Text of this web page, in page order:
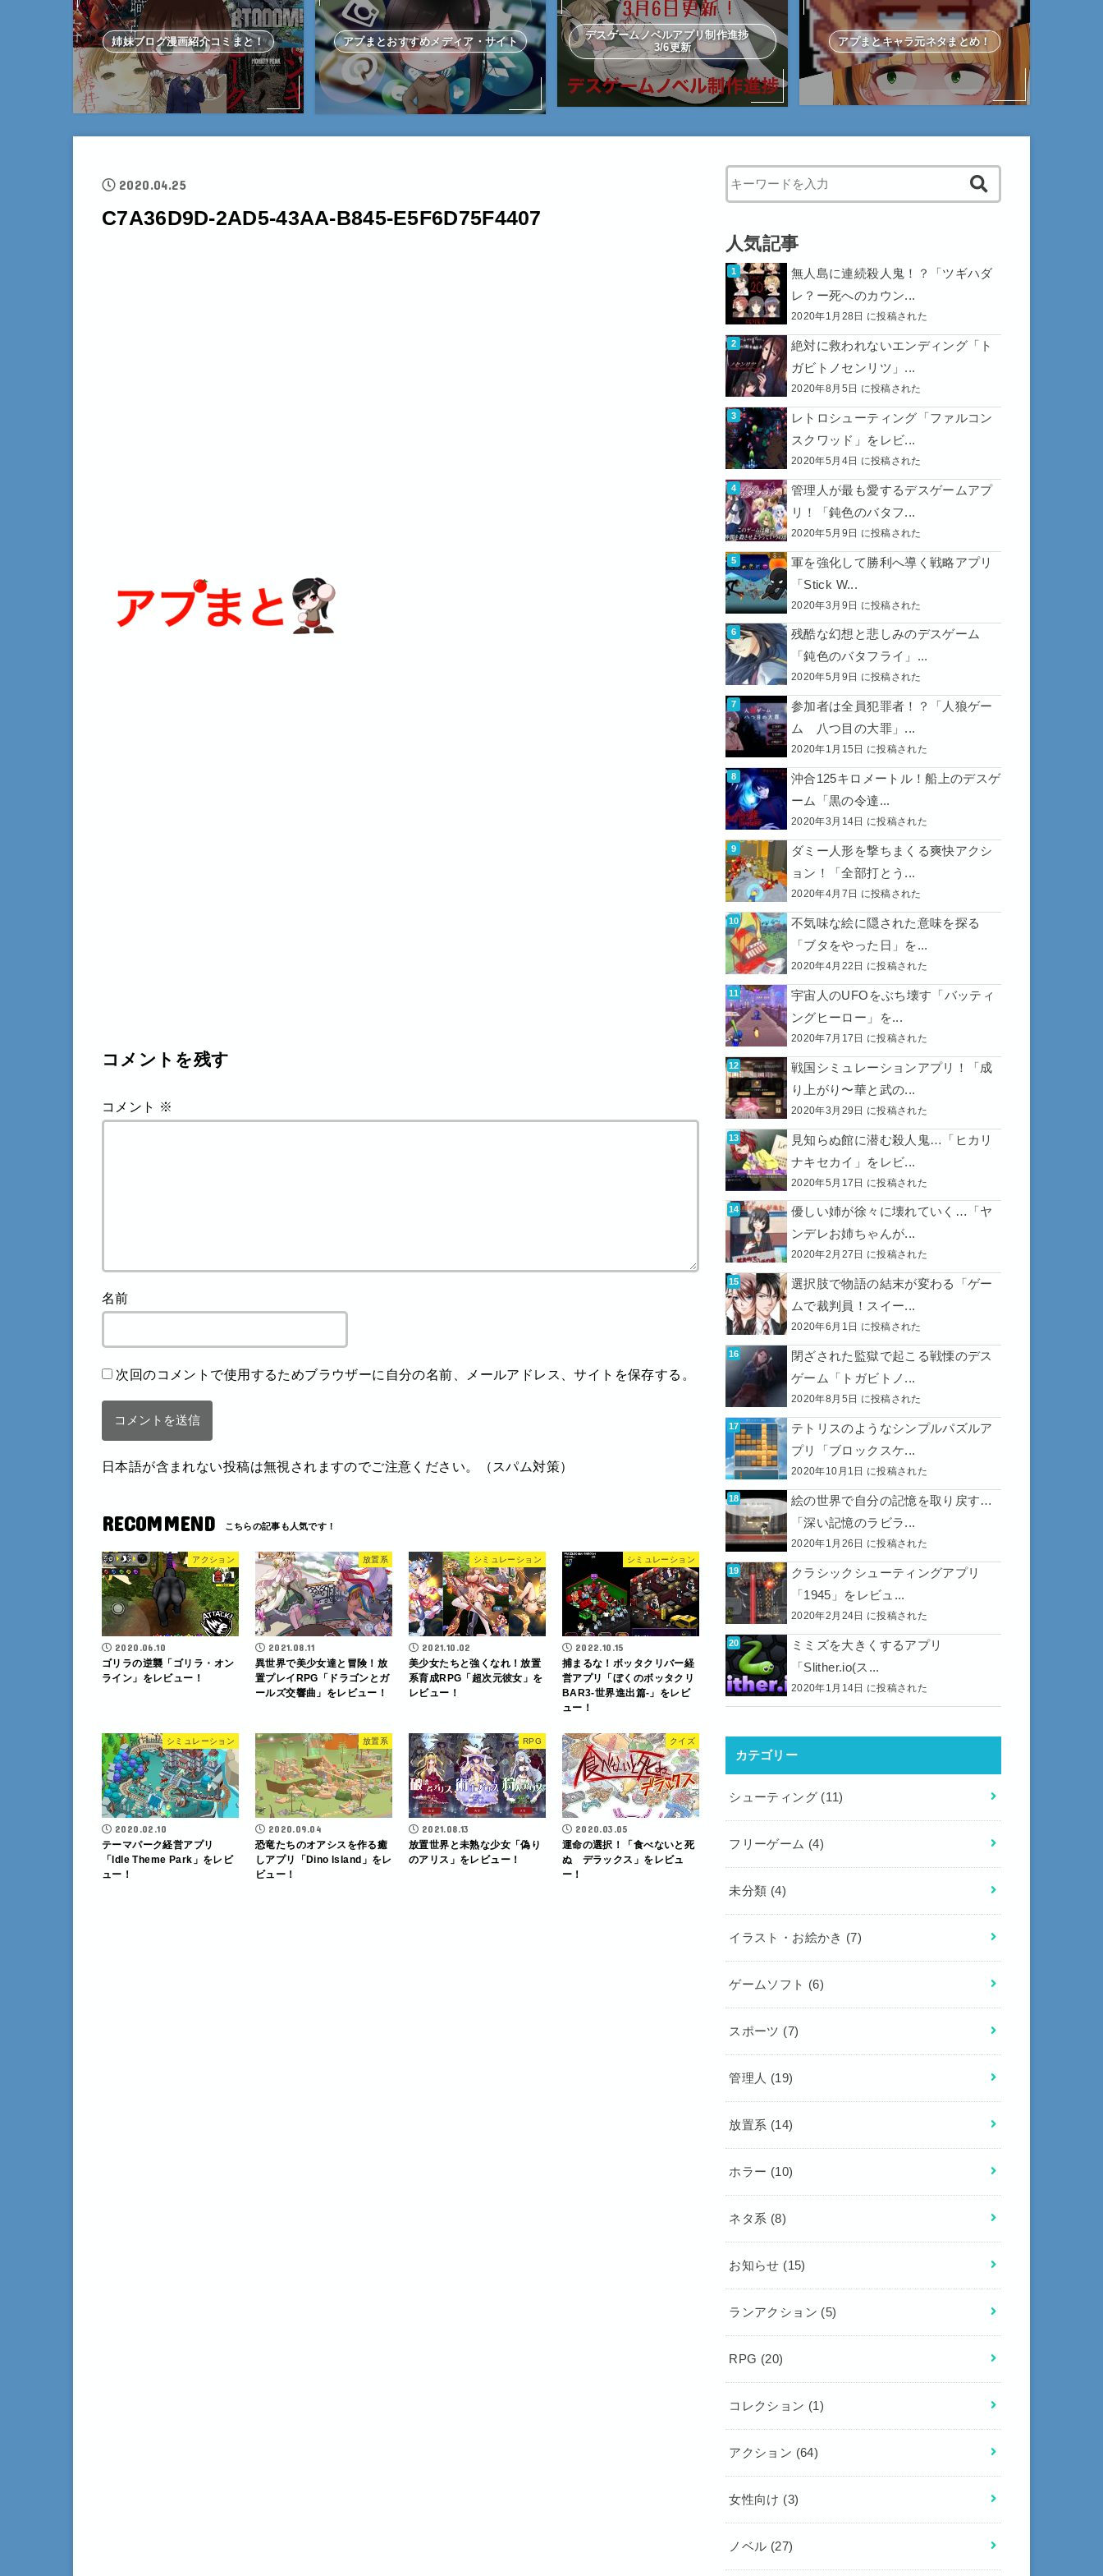
姉妹ブログ漫画紹介コミまと！ アプまとおすすめメディア・サイト
デスゲームノベルアプリ制作進捗
3/6更新
アプまとキャラ元ネタまとめ！
2020.04.25
C7A36D9D-2AD5-43AA-B845-E5F6D75F4407
コメントを残す
コメント ※
名前
次回のコメントで使用するためブラウザーに自分の名前、メールアドレス、サイトを保存する。
日本語が含まれない投稿は無視されますのでご注意ください。（スパム対策）
RECOMMEND
アクション
2020.06.10
ゴリラの逆襲「ゴリラ・オン
ライン」をレビュー！
放置系
2021.08.11
異世界で美少女達と冒険！放
置プレイRPG「ドラゴンとガ
ールズ交響曲」をレビュー！
シミュレーション
2021.10.02
美少女たちと強くなれ！放置
系育成RPG「超次元彼女」を
レビュー！
シミュレーション
2022.10.15
捕まるな！ボッタクリバー経
営アプリ「ぼくのボッタクリ
BAR3-世界進出篇-」をレビ
ュー！
シミュレーション
2020.02.10
テーマパーク経営アプリ
「ldle Theme Park」をレビ
ュー！
放置系
2020.09.04
恐竜たちのオアシスを作る癒
しアプリ「Dino lsland」をレ
ビュー！
RPG
2021.08.13
放置世界と未熟な少女「偽り
のアリス」をレビュー！
クイズ
2020.03.05
運命の選択！「食べないと死
ぬ デラックス」をレビュ
ー！
When autocomplete results are available use up and down
人気記事
無人島に連続殺人鬼！？「ツギハダ
レ？ー死へのカウン...
2020年1月28日 に投稿された
絶対に救われないエンディング「ト
ガビトノセンリツ」...
2020年8月5日 に投稿された
レトロシューティング「ファルコン
スクワッド」をレビ...
2020年5月4日 に投稿された
管理人が最も愛するデスゲームアプ
リ！「鈍色のバタフ...
2020年5月9日 に投稿された
軍を強化して勝利へ導く戦略アプリ
「Stick W...
2020年3月9日 に投稿された
残酷な幻想と悲しみのデスゲーム
「鈍色のバタフライ」...
2020年5月9日 に投稿された
参加者は全員犯罪者！？「人狼ゲー
ム 八つ目の大罪」...
2020年1月15日 に投稿された
沖合125キロメートル！船上のデスゲ
ーム「黒の令達...
2020年3月14日 に投稿された
ダミー人形を撃ちまくる爽快アクシ
ョン！「全部打とう...
2020年4月7日 に投稿された
不気味な絵に隠された意味を探る
「ブタをやった日」を...
2020年4月22日 に投稿された
宇宙人のUFOをぶち壊す「バッティ
ングヒーロー」を...
2020年7月17日 に投稿された
戦国シミュレーションアプリ！「成
り上がり〜華と武の...
2020年3月29日 に投稿された
見知らぬ館に潜む殺人鬼…「ヒカリ
ナキセカイ」をレビ...
2020年5月17日 に投稿された
優しい姉が徐々に壊れていく…「ヤ
ンデレお姉ちゃんが...
2020年2月27日 に投稿された
選択肢で物語の結末が変わる「ゲー
ムで裁判員！スイー...
2020年6月1日 に投稿された
閉ざされた監獄で起こる戦慄のデス
ゲーム「トガビトノ...
2020年8月5日 に投稿された
テトリスのようなシンプルパズルア
プリ「ブロックスケ...
2020年10月1日 に投稿された
絵の世界で自分の記憶を取り戻す…
「深い記憶のラビラ...
2020年1月26日 に投稿された
クラシックシューティングアプリ
「1945」をレビュ...
2020年2月24日 に投稿された
ミミズを大きくするアプリ
「Slither.io(ス...
2020年1月14日 に投稿された
カテゴリー
シューティング (11)
フリーゲーム (4)
未分類 (4)
イラスト・お絵かき (7)
ゲームソフト (6)
スポーツ (7)
管理人 (19)
放置系 (14)
ホラー (10)
ネタ系 (8)
お知らせ (15)
ランアクション (5)
RPG (20)
コレクション (1)
アクション (64)
女性向け (3)
ノベル (27)